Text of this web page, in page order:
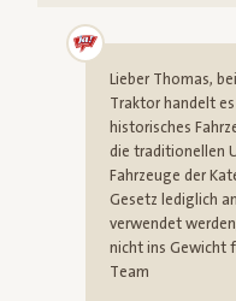
Lieber Thomas,
Traktor handelt
historisches
die traditionellen
Fahrzeuge der
Gesetz lediglich
verwendet
nicht ins Gewicht
Team